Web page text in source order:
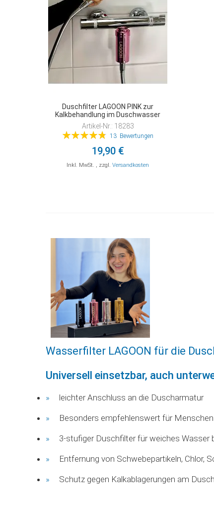
Duschfilter LAGOON PINK zur
Kalkbehandlung im Duschwasser
Artikel-Nr.: 18283
Bewertung:
13 Bewertungen
19,90 €
Inkl. MwSt. , zzgl. Versandkosten
Wasserfilter LAGOON für die
Universell einsetzbar, auch
leichter Anschluss an die Duscharmatur
Besonders empfehlenswert für
3-stufiger Duschfilter für weiches Wasser
Entfernung von Schwebepartikeln, Chlor,
Schutz gegen Kalkablagerungen am